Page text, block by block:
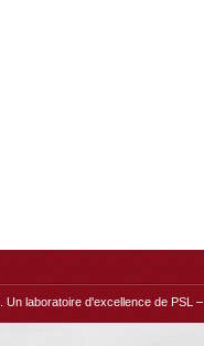
. Un laboratoire d'excellence de